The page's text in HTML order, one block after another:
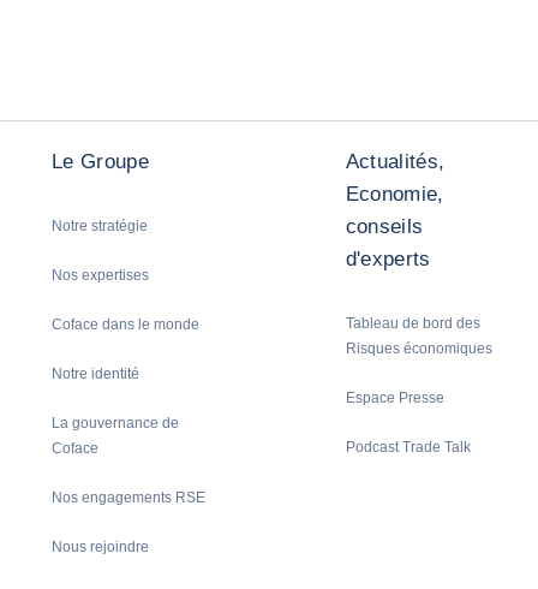
Le Groupe
Notre stratégie
Nos expertises
Coface dans le monde
Notre identité
La gouvernance de
Coface
Nos engagements RSE
Nous rejoindre
Actualités,
Economie,
conseils
d'experts
Tableau de bord des
Risques économiques
Espace Presse
Podcast Trade Talk